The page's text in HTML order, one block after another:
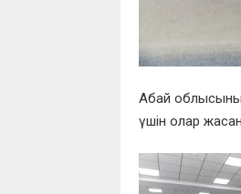
Абай
үшін олар